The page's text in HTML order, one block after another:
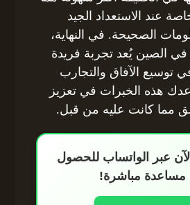
عند الاستعداد الجيد
الصحيحة. في النهاية،
في الصين يُعد تجربة فريدة
توسيع الآفاق والتجارب
هذه الخبرات في تعزيز
مما كانت عليه من قبل.
عبر الواتساب للحصول
مساعدة مباشرة!